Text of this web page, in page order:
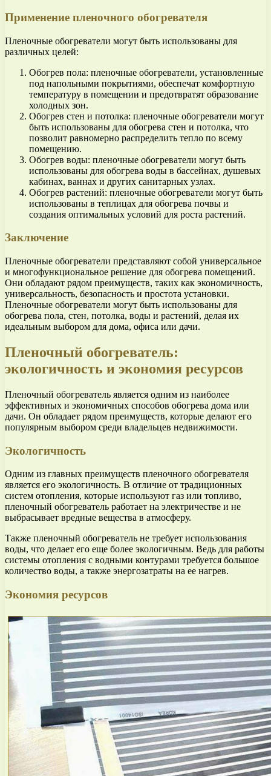
Применение пленочного обогревателя
Пленочные обогреватели могут быть использованы для
различных целей:
Обогрев пола: пленочные обогреватели, установленные
под напольными покрытиями, обеспечат комфортную
температуру в помещении и предотвратят образование
холодных зон.
Обогрев стен и потолка: пленочные обогреватели могут
быть использованы для обогрева стен и потолка, что
позволит равномерно распределить тепло по всему
помещению.
Обогрев воды: пленочные обогреватели могут быть
использованы для обогрева воды в бассейнах, душевых
кабинах, ваннах и других санитарных узлах.
Обогрев растений: пленочные обогреватели могут быть
использованы в теплицах для обогрева почвы и
создания оптимальных условий для роста растений.
Заключение
Пленочные обогреватели представляют собой универсальное
и многофункциональное решение для обогрева помещений.
Они обладают рядом преимуществ, таких как экономичность,
универсальность, безопасность и простота установки.
Пленочные обогреватели могут быть использованы для
обогрева пола, стен, потолка, воды и растений, делая их
идеальным выбором для дома, офиса или дачи.
Пленочный обогреватель:
экологичность и экономия ресурсов
Пленочный обогреватель является одним из наиболее
эффективных и экономичных способов обогрева дома или
дачи. Он обладает рядом преимуществ, которые делают его
популярным выбором среди владельцев недвижимости.
Экологичность
Одним из главных преимуществ пленочного обогревателя
является его экологичность. В отличие от традиционных
систем отопления, которые используют газ или топливо,
пленочный обогреватель работает на электричестве и не
выбрасывает вредные вещества в атмосферу.
Также пленочный обогреватель не требует использования
воды, что делает его еще более экологичным. Ведь для работы
системы отопления с водными контурами требуется большое
количество воды, а также энергозатраты на ее нагрев.
Экономия ресурсов